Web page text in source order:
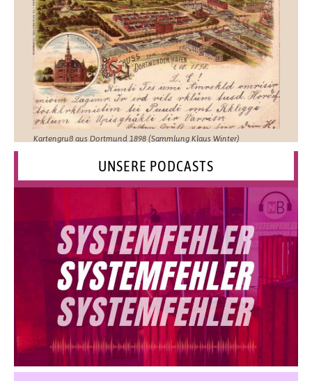
Kartengruß aus Dortmund 1898 (Sammlung Klaus Winter)
UNSERE PODCASTS